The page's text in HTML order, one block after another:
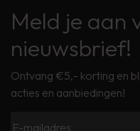
Meld je aan
nieuwsbrief!
Ontvang €5,- korting en
acties en aanbiedingen!